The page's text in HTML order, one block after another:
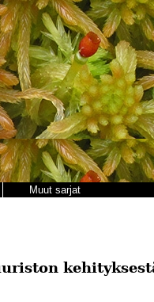
Muut sarjat